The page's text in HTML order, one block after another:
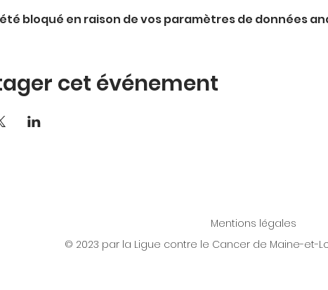
été bloqué en raison de vos paramètres de données
cet événement
Mentions légales
© 2023 par la Ligue contre le Cancer de Maine-et-